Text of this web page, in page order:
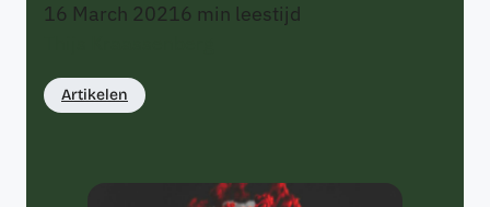
16 March 20216 min leestijd
Artikelen